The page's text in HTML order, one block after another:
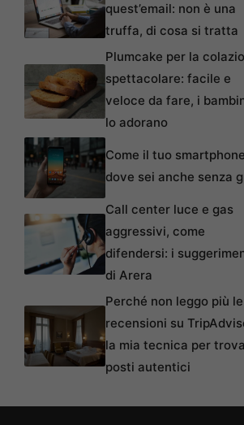
quest’email: non è una
truffa, di cosa si tratta
Plumcake per la
spettacolare: facile e
veloce da fare, i
lo adorano
Come il tuo
dove sei anche senza
Call center luce e gas
aggressivi, come
difendersi: i
di Arera
Perché non leggo più le
recensioni su
la mia tecnica per
posti autentici